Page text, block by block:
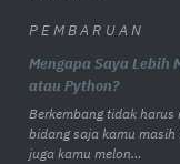
PEMBARUAN
Mengapa Saya Lebih
atau Python?
Berkembang tidak harus
bidang saja kamu
juga kamu melon…